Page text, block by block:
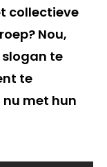
collectieve
Nou,
te
te
met hun